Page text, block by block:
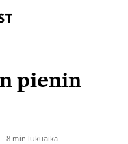
pienin
8 min lukuaika